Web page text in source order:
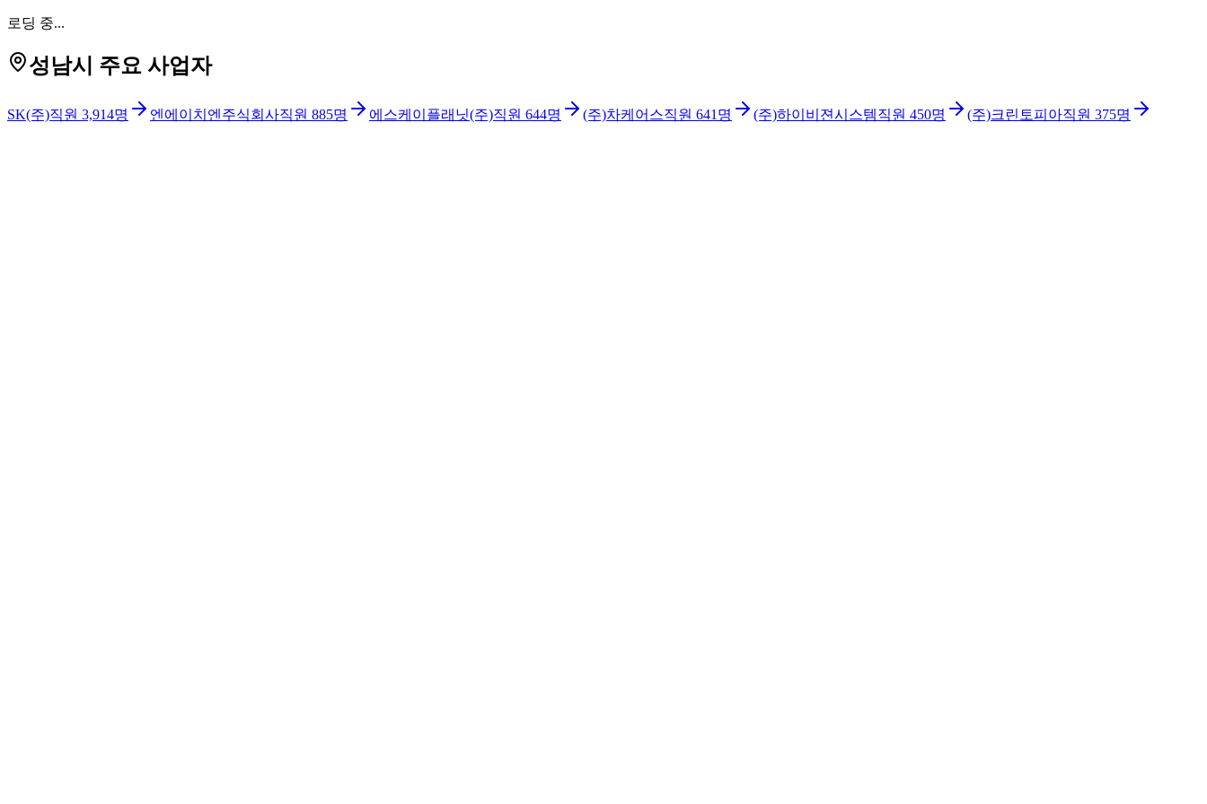
로딩 중...
성남시 주요 사업자
SK(주)직원 3,914명 엔에이치엔주식회사직원 885명 에스케이플래닛(주)직원 644명 (주)차케어스직원 641 명 (주)하이비젼시스템직원 450명 (주)크린토피아직원 375명